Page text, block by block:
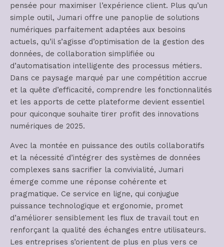
pensée pour maximiser l’expérience client. Plus qu’un
simple outil, Jumari offre une panoplie de solutions
numériques parfaitement adaptées aux besoins
actuels, qu’il s’agisse d’optimisation de la gestion des
données, de collaboration simplifiée ou
d’automatisation intelligente des processus métiers.
Dans ce paysage marqué par une compétition accrue
et la quête d’efficacité, comprendre les fonctionnalités
et les apports de cette plateforme devient essentiel
pour quiconque souhaite tirer profit des innovations
numériques de 2025.
Avec la montée en puissance des outils collaboratifs
et la nécessité d’intégrer des systèmes de données
complexes sans sacrifier la convivialité, Jumari
émerge comme une réponse cohérente et
pragmatique. Ce service en ligne, qui conjugue
puissance technologique et ergonomie, promet
d’améliorer sensiblement les flux de travail tout en
renforçant la qualité des échanges entre utilisateurs.
Les entreprises s’orientent de plus en plus vers ce